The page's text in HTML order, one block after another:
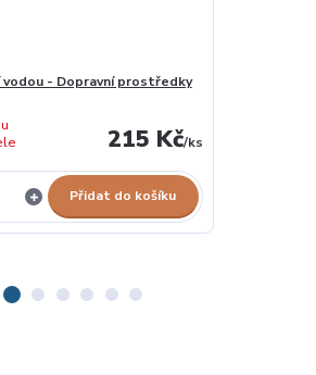
vodou - Dopravní prostředky
215 Kč/ks
Přidat do košíku